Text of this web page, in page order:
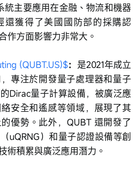
統主要應用在金融、物流和機器
還獲得了美國國防部的採購認
作方面影響力非常大。
(QUBT.US)$： 是2021年成立
專注於開發量子處理器和量子
Dirac量子計算設備，被廣泛應
安全和遙感等領域，展現了其
優勢。此外，QUBT 還開發了
uQRNG）和量子認證設備等創
術積累與廣泛應用潛力。